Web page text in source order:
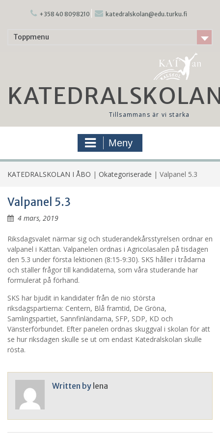
+358 40 8098210 katedralskolan@edu.turku.fi
Toppmenu
Tillsammans är vi starka
Meny
KATEDRALSKOLAN I ÅBO | Okategoriserade | Valpanel 5.3
Valpanel 5.3
4 mars, 2019
Riksdagsvalet närmar sig och studerandekårsstyrelsen ordnar en
valpanel i Kattan. Valpanelen ordnas i Agricolasalen på tisdagen
den 5.3 under första lektionen (8:15-9:30). SKS håller i trådarna
och ställer frågor till kandidaterna, som våra studerande har
formulerat på förhand.
SKS har bjudit in kandidater från de nio största
riksdagspartierna: Centern, Blå framtid, De Gröna,
Samlingspartiet, Sannfinländarna, SFP, SDP, KD och
Vänsterförbundet. Efter panelen ordnas skuggval i skolan för att
se hur riksdagen skulle se ut om endast Katedralskolan skulle
rösta.
Written by lena